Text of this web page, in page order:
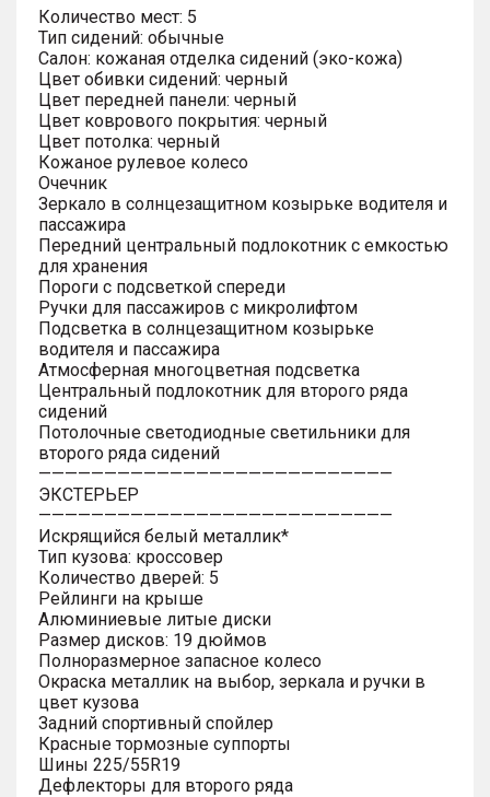
Количество мест: 5
Тип сидений: обычные
Салон: кожаная отделка сидений (эко-кожа)
Цвет обивки сидений: черный
Цвет передней панели: черный
Цвет коврового покрытия: черный
Цвет потолка: черный
Кожаное рулевое колесо
Очечник
Зеркало в солнцезащитном козырьке водителя и
пассажира
Передний центральный подлокотник с емкостью
для хранения
Пороги с подсветкой спереди
Ручки для пассажиров с микролифтом
Подсветка в солнцезащитном козырьке
водителя и пассажира
Атмосферная многоцветная подсветка
Центральный подлокотник для второго ряда
сидений
Потолочные светодиодные светильники для
второго ряда сидений
———————————————————————————
ЭКСТЕРЬЕР
———————————————————————————
Искрящийся белый металлик*
Тип кузова: кроссовер
Количество дверей: 5
Рейлинги на крыше
Алюминиевые литые диски
Размер дисков: 19 дюймов
Полноразмерное запасное колесо
Окраска металлик на выбор, зеркала и ручки в
цвет кузова
Задний спортивный спойлер
Красные тормозные суппорты
Шины 225/55R19
Дефлекторы для второго ряда